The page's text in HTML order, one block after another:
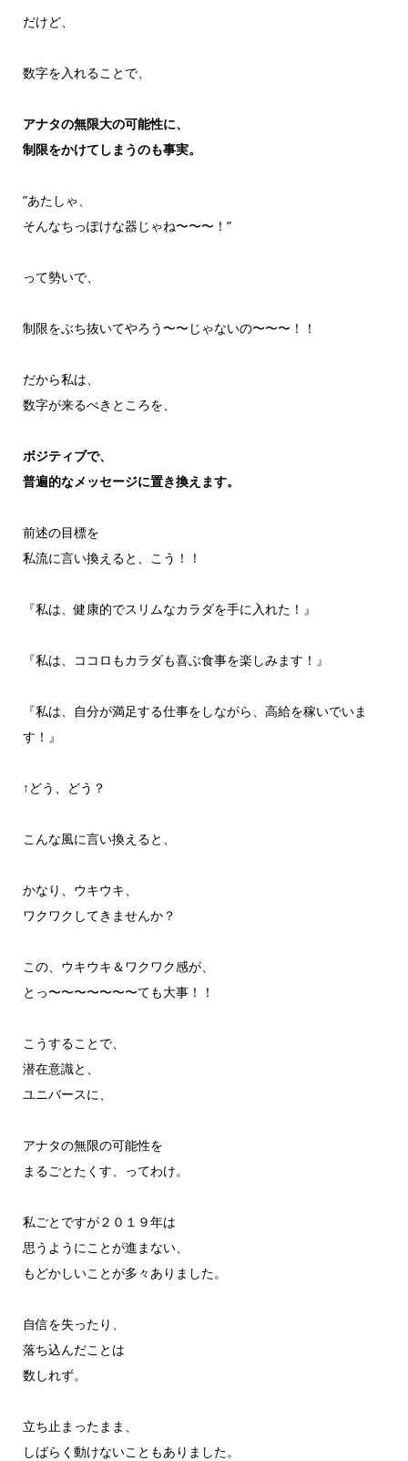
だけど、
数字を入れることで、
アナタの無限大の可能性に、
制限をかけてしまうのも事実。
”あたしゃ、
そんなちっぽけな器じゃね〜〜〜！”
って勢いで、
制限をぶち抜いてやろう〜〜じゃないの〜〜〜！！
だから私は、
数字が来るべきところを、
ボジティブで、
普遍的なメッセージに置き換えます。
前述の目標を
私流に言い換えると、こう！！
『私は、健康的でスリムなカラダを手に入れた！』
『私は、ココロもカラダも喜ぶ食事を楽しみます！』
『私は、自分が満足する仕事をしながら、高給を稼いでいま
す！』
↑どう、どう？
こんな風に言い換えると、
かなり、ウキウキ、
ワクワクしてきませんか？
この、ウキウキ＆ワクワク感が、
とっ〜〜〜〜〜〜〜ても大事！！
こうすることで、
潜在意識と、
ユニバースに、
アナタの無限の可能性を
まるごとたくす、ってわけ。
私ごとですが２０１９年は
思うようにことが進まない、
もどかしいことが多々ありました。
自信を失ったり、
落ち込んだことは
数しれず。
立ち止まったまま、
しばらく動けないこともありました。